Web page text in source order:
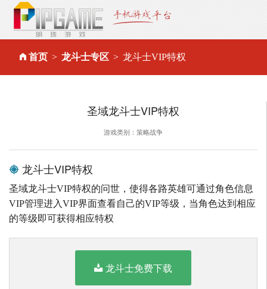
首页 龙斗士专区 龙斗士VIP特权
圣域龙斗士VIP特权
游戏类别：策略战争
龙斗士VIP特权
圣域龙斗士VIP特权的问世，使得各路英雄可通过角色信息
VIP管理进入VIP界面查看自己的VIP等级，当角色达到相应
的等级即可获得相应特权
龙斗士免费下载